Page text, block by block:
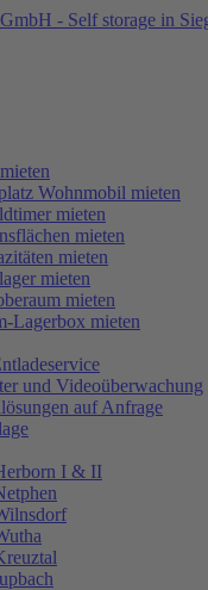
Wohnmobil mieten
mieten
mieten
mieten
mieten
mieten
Lagerbox mieten
und Videoüberwachung
auf Anfrage
I & II